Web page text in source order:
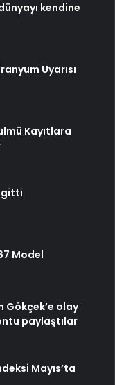
kendine
Uyarısı
Kayıtlara
gitti
Model
Gökçek’e olay
paylaştılar
Mayıs’ta